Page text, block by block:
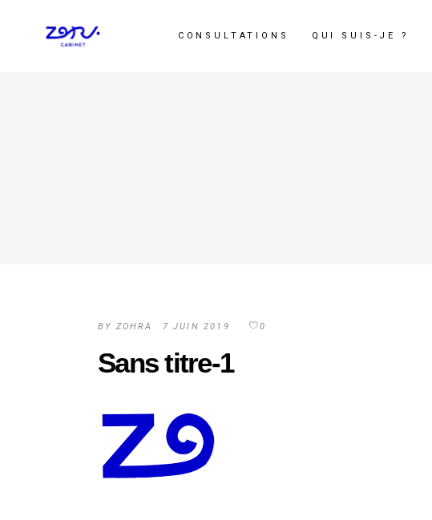
CONSULTATIONS QUI SUIS-JE ?
BY ZOHRA 7 JUIN 2019 0
Sans titre-1